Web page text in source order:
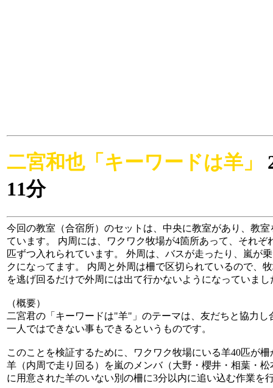
二宮和也「キーワードは羊」
11分
今回の教室（合宿所）のセットは、中央に教室があり、教
ています。 内周には、ワクワク牧場が4箇所あって、それぞ
匹ずつ入れられています。 外周は、バスが走ったり、嵐が
クになってます。 内周と外周は柵で区切られているので、
を逃げ回るだけで外周には出て行かないようになっていまし
（概要）
二宮君の「キーワードは"羊"」のテーマは、友だちと協力
一人ではできない事もできるというものです。
このことを検証するために、ワクワク牧場にいる羊40匹が
羊（内周で走り回る）を嵐のメンバ（大野・櫻井・相葉・
に用意された羊のいない別の柵に3分以内に追い込む作業を